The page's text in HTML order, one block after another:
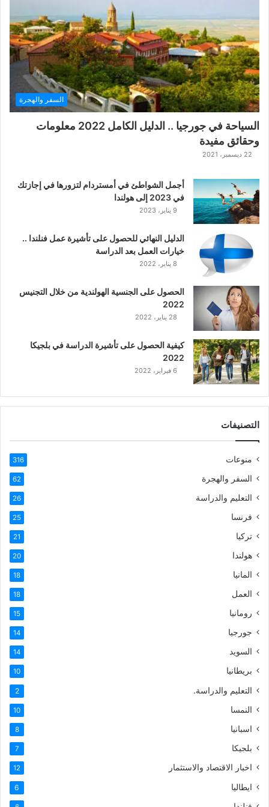
ر
ب
ا
ل
ت
ت
ا
ا
ل
ا
س
ي
ك
ر
ب
ي
ة
السفر والهجرة
السياحة في جورجيا .. الدليل الكامل 2022 معلومات
وحقائق مفيدة
22 ديسمبر، 2021
أجمل الشواطئ في أمستردام لتزورها في إجازتك
في 2023 إلى هولندا
9 يناير، 2023
الدليل النهائي للحصول على تأشيرة عمل فنلندا ..
خيارات العمل بعد الدراسة
8 يناير، 2022
الحصول على الجنسية الهولندية من خلال التجنيس
2022
28 يناير، 2022
كيفية الحصول على تأشيرة الدراسة في بلجيكا
2022
6 فبراير، 2022
التصنيفات
منوعات 316
السفر والهجرة 62
التعليم والدراسة 26
فرنسا 25
تركيا 21
هولندا 20
المانيا 18
العمل 18
رومانيا 15
جورجيا 14
السويد 14
بريطانيا 10
التعليم والدراسة. 2
النمسا 10
اسبانيا 8
بلجيكا 7
اخبار الاقتصاد والاستثمار 12
ايطاليا 6